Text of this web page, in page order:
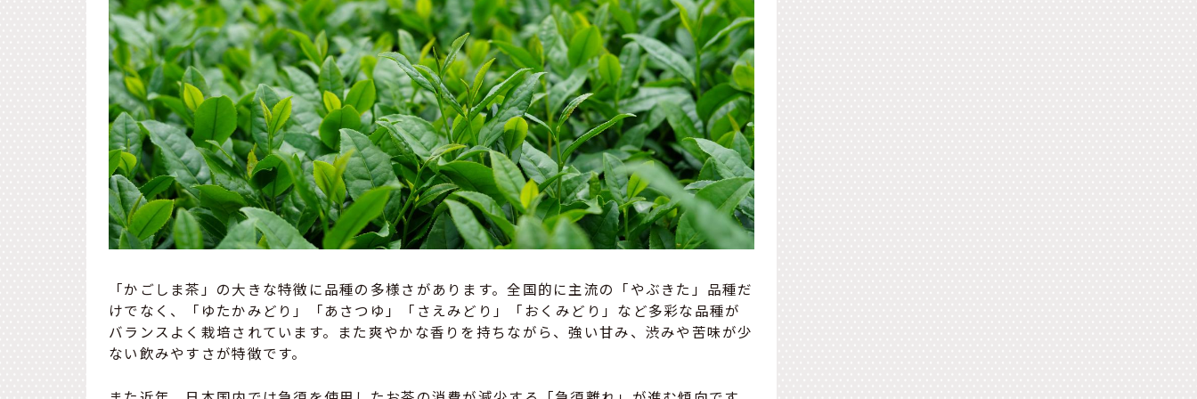
「かごしま茶」の大きな特徴に品種の多様さがあります。全国的に主流の「やぶきた」品種だ
けでなく、「ゆたかみどり」「あさつゆ」「さえみどり」「おくみどり」など多彩な品種が
バランスよく栽培されています。また爽やかな香りを持ちながら、強い甘み、渋みや苦味が少
ない飲みやすさが特徴です。